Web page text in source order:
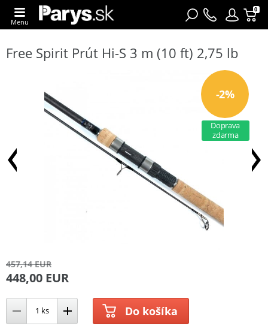
0
Menu
Free Spirit Prút Hi-S 3 m (10 ft) 2,75 lb
-2%
Doprava
zdarma
457,14 EUR
448,00 EUR
Do košíka